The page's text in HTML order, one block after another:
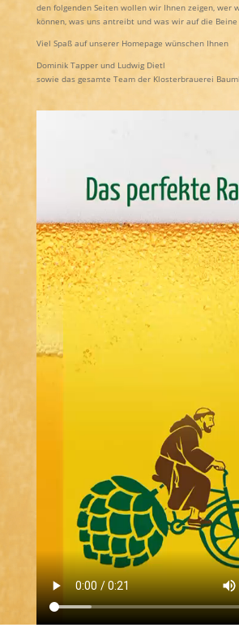
den folgenden Seiten wollen wir Ihnen zeigen, wer
können, was uns antreibt und was wir auf die
Viel Spaß auf unserer Homepage wünschen Ihnen
Dominik Tapper und Ludwig Dietl
sowie das gesamte Team der Klosterbrauerei